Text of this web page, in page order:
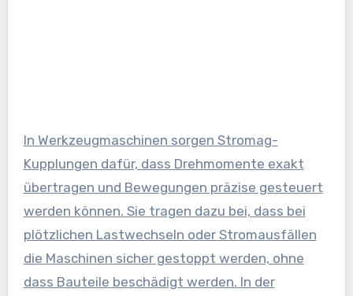
In Werkzeugmaschinen sorgen Stromag-
Kupplungen dafür, dass Drehmomente exakt
übertragen und Bewegungen präzise gesteuert
werden können. Sie tragen dazu bei, dass bei
plötzlichen Lastwechseln oder Stromausfällen
die Maschinen sicher gestoppt werden, ohne
dass Bauteile beschädigt werden. In der